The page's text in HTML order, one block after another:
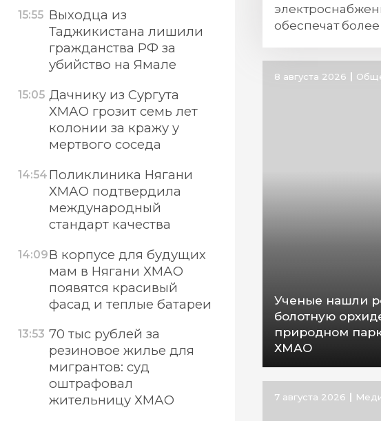
15:55 Выходца из
Таджикистана лишили
гражданства РФ за
убийство на Ямале
15:05 Дачнику из Сургута
ХМАО грозит семь лет
колонии за кражу у
мертвого соседа
14:54 Поликлиника Нягани
ХМАО подтвердила
международный
стандарт качества
14:09В корпусе для будущих
мам в Нягани ХМАО
появятся красивый
фасад и теплые батареи
13:53 70 тыс рублей за
резиновое жилье для
мигрантов: суд
оштрафовал
жительницу ХМАО
обеспечат
8 августа 2026
Ученые нашли
болотную
природном
ХМАО
7 августа 2026